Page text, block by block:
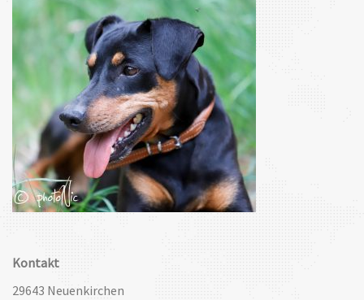
Kontakt
29643 Neuenkirchen